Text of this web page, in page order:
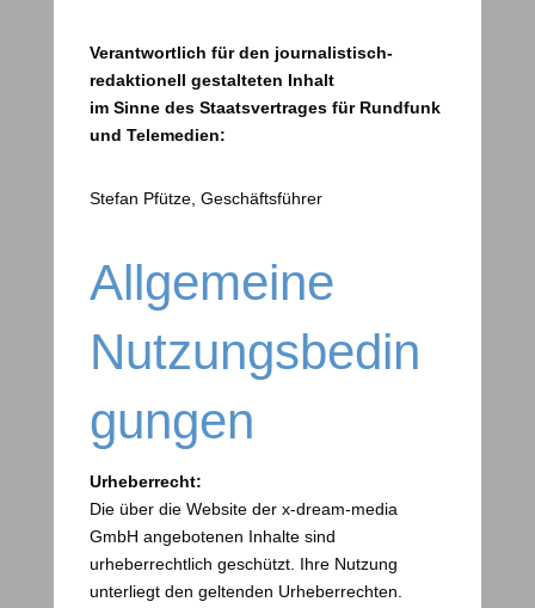
Verantwortlich für den journalistisch-
redaktionell gestalteten Inhalt
im Sinne des Staatsvertrages für Rundfunk
und Telemedien:
Stefan Pfütze, Geschäftsführer
Allgemeine
Nutzungsbedin
gungen
Urheberrecht:
Die über die Website der x-dream-media
GmbH angebotenen Inhalte sind
urheberrechtlich geschützt. Ihre Nutzung
unterliegt den geltenden Urheberrechten.